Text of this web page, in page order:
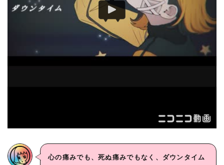
心の痛みでも、死ぬ痛みでもなく、ダウンタイム